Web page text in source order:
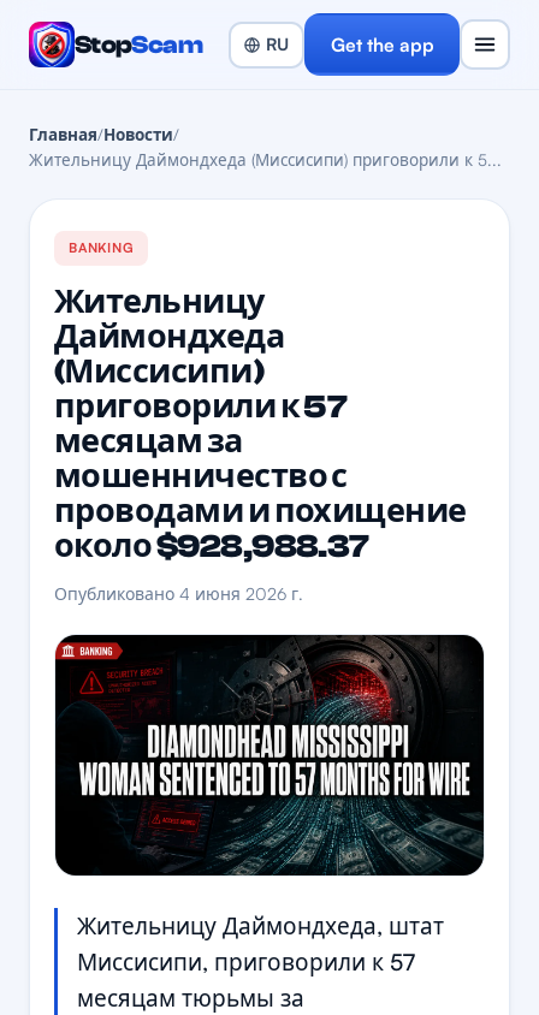
StopScam Get the app
Главная/Новости/
Жительницу Даймондхеда (Миссисипи) приговорили к 5...
BANKING
Жительницу
Даймондхеда
(Миссисипи)
приговорили к 57
месяцам за
мошенничество с
проводами и похищение
около $928,988.37
Опубликовано 4 июня 2026 г.
Жительницу Даймондхеда, штат
Миссисипи, приговорили к 57
месяцам тюрьмы за